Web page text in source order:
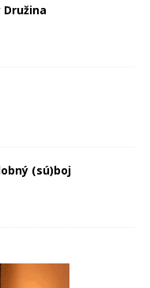
(sú)boj